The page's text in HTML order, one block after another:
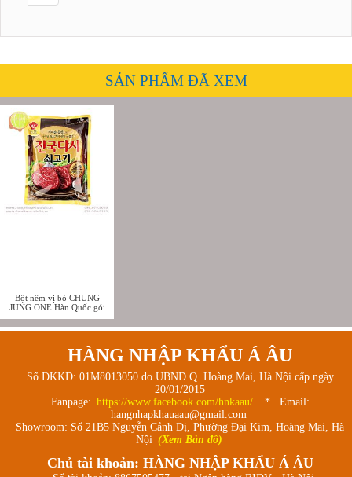
SẢN PHẨM ĐÃ XEM
Bột nêm vị bò CHUNG
JUNG ONE Hàn Quốc gói
1kg (Soup Stock Beef
Flavor)
HÀNG NHẬP KHẨU Á ÂU
Số ĐKKD: 01M8013050 do UBND Q. Hoàng Mai, Hà Nội cấp ngày
20/01/2015
Fanpage: https://www.facebook.com/hnkaau/
* Email:
hangnhapkhauaau@gmail.com
Showroom: Số 21B5 Nguyễn Cảnh Dị, Phường Đại Kim, Hoàng Mai, Hà
Nội (Xem Bản đồ)
Chủ tài khoản: HÀNG NHẬP KHẨU Á ÂU